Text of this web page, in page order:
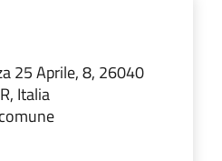
25 Aprile, 8, 26040
Italia